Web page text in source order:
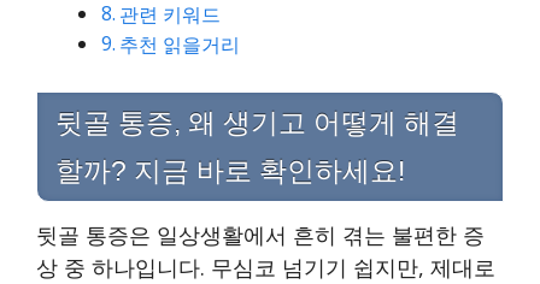
관련 키워드
추천 읽을거리
뒷골 통증, 왜 생기고 어떻게 해결
할까? 지금 바로 확인하세요!
뒷골 통증은 일상생활에서 흔히 겪는 불편한 증
상 중 하나입니다. 무심코 넘기기 쉽지만, 제대로